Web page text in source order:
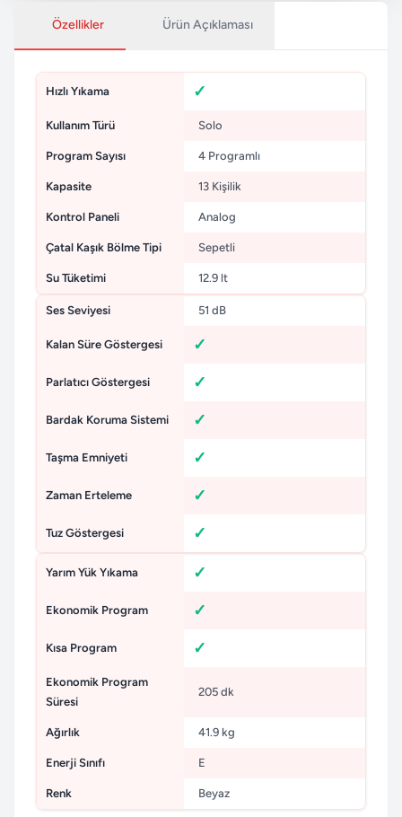
Özellikler Ürün Açıklaması
Hızlı Yıkama
Kullanım Türü Solo
Program Sayısı 4 Programlı
Kapasite 13 Kişilik
Kontrol Paneli Analog
Çatal Kaşık Bölme Tipi Sepetli
Su Tüketimi 12.9 lt
Ses Seviyesi 51 dB
Kalan Süre Göstergesi
Parlatıcı Göstergesi
Bardak Koruma Sistemi
Taşma Emniyeti
Zaman Erteleme
Tuz Göstergesi
Yarım Yük Yıkama
Ekonomik Program
Kısa Program
Ekonomik Program
Süresi
205 dk
Ağırlık 41.9 kg
Enerji Sınıfı E
Renk Beyaz